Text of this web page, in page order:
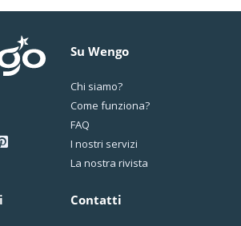
Su Wengo
Chi siamo?
Come funziona?
FAQ
I nostri servizi
La nostra rivista
Contatti